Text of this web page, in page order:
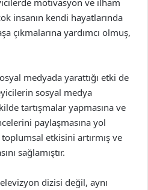
insanın kendi hayatlarında
çıkmalarına yardımcı olmuş,
medyada yarattığı etki de
sosyal medya
tartışmalar yapmasına ve
paylaşmasına yol
etkisini artırmış ve
sağlamıştır.
dizisi değil, aynı